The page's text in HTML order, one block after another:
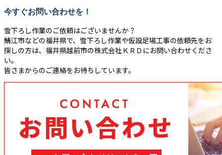
今すぐお問い合わせを！
雪下ろし作業のご依頼はございませんか？
鯖江市などの福井県で、雪下ろし作業や仮設足場工事の依頼先をお
探しの方は、福井県越前市の株式会社ＫＲＤにお問い合わせくださ
い。
皆さまからのご連絡をお待ちしています。